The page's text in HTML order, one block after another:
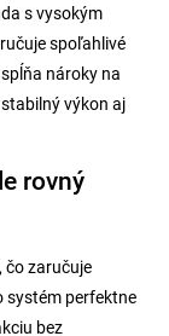
s vysokým
spoľahlivé
nároky na
výkon aj
rovný
čo zaručuje
systém perfektne
bez